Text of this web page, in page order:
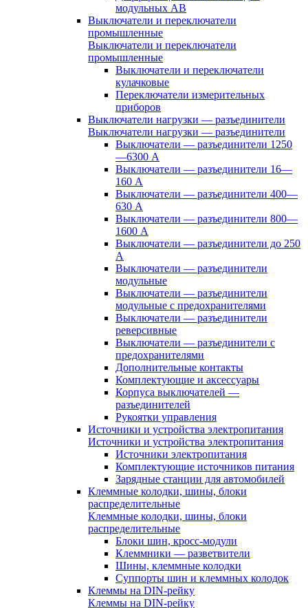
модульных АВ
Выключатели и переключатели
промышленные
Выключатели и переключатели
промышленные
Выключатели и переключатели
кулачковые
Переключатели измерительных
приборов
Выключатели нагрузки — разъединители
Выключатели нагрузки — разъединители
Выключатели — разъединители 1250
—6300 А
Выключатели — разъединители 16—
160 А
Выключатели — разъединители 400—
630 А
Выключатели — разъединители 800—
1600 А
Выключатели — разъединители до 250
А
Выключатели — разъединители
модульные
Выключатели — разъединители
модульные с предохранителями
Выключатели — разъединители
реверсивные
Выключатели — разъединители с
предохранителями
Дополнительные контакты
Комплектующие и аксессуары
Корпуса выключателей —
разъединителей
Рукоятки управления
Источники и устройства электропитания
Источники и устройства электропитания
Источники электропитания
Комплектующие источников питания
Зарядные станции для автомобилей
Клеммные колодки, шины, блоки
распределительные
Клеммные колодки, шины, блоки
распределительные
Блоки шин, кросс-модули
Клеммники — разветвители
Шины, клеммные колодки
Суппорты шин и клеммных колодок
Клеммы на DIN-рейку
Клеммы на DIN-рейку